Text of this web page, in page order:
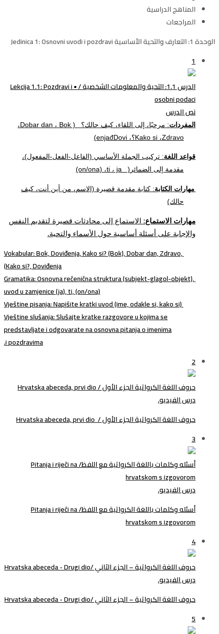
المناهج الدراسية
المراجعات
الوحدة 1: التعارف والتحية الأساسية Jedinica 1: Osnovni uvodi i pozdravi
1
الدرس 1.1: التحية والمعلومات الشخصية / • Lekcija 1.1: Pozdravi i
osobni podaci
نص الدرس
المفردات: مرحبًا، إلى اللقاء، كيف حالك؟ Bok ) ، Dobar dan،
Zdravo، Kako si؟، Dovi
đ
enja
)
قواعد اللغة: تركيب الجملة الأساسي (الفاعل-الفعل-المفعول)،
مقدمة إلى الضمائر ja ) ، ti، (on/ona)
مهارات الكتابة: كتابة مقدمة قصيرة (الاسم، من أين أنت، كيف
حالك)
مهارات الاستماع: الاستماع إلى محادثات قصيرة لتقديم النفس
والإجابة على أسئلة أساسية حول الأسماء والتحية.
Vokabular: Bok, Doviđenja, Kako si? (Bok), Dobar dan, Zdravo,
Kako si?, Doviđenja)
Gramatika: Osnovna rečenična struktura (subjekt-glagol-objekt),
uvod u zamjenice (ja), ti, (on/ona)
Vještine pisanja: Napišite kratki uvod (ime, odakle si, kako si)
Vještine slušanja: Slušajte kratke razgovore u kojima se
predstavljate i odgovarate na osnovna pitanja o imenima
i pozdravima
.
2
حروف اللغة الكرواتية الجزء الأول / Hrvatska abeceda, prvi dio
درس الفيديو.
حروف اللغة الكرواتية الجزء الأول / Hrvatska abeceda, prvi dio
3
أسئله وكلمات باللغة الكرواتية مع اللفظ/ Pitanja i riječi na
hrvatskom s izgovorom
درس الفيديو.
أسئله وكلمات باللغة الكرواتية مع اللفظ/ Pitanja i riječi na
hrvatskom s izgovorom
4
حروف اللغة الكرواتية – الجزء الثاني /Hrvatska abeceda - Drugi dio
درس الفيديو.
حروف اللغة الكرواتية – الجزء الثاني /Hrvatska abeceda - Drugi dio
5